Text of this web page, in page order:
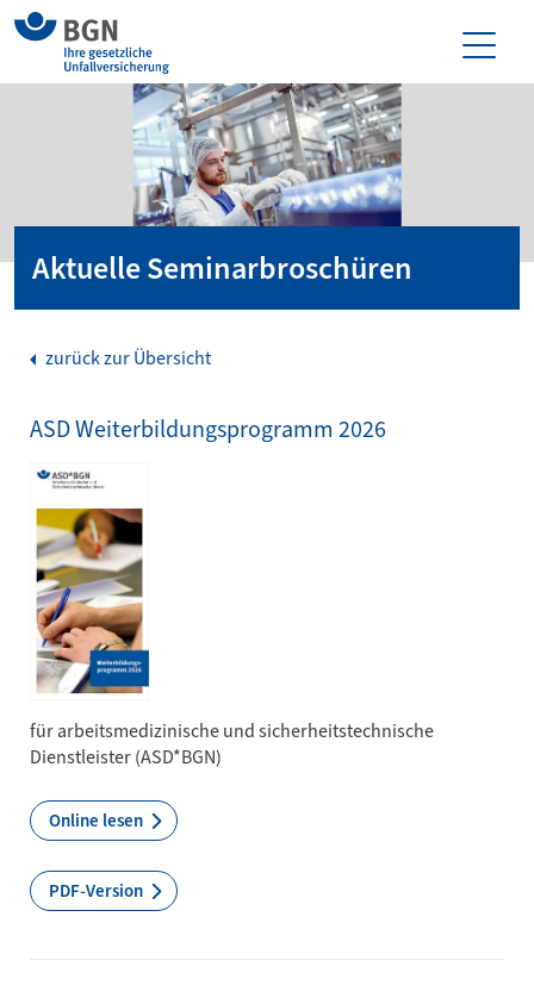
Aktuelle Seminar­broschüren
zurück zur Übersicht
ASD Weiterbildungsprogramm 2026
für arbeitsmedizinische und sicherheitstechnische
Dienstleister (ASD*BGN)
Online lesen
PDF-Version